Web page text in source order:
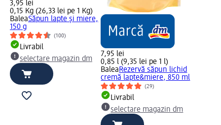
3,95 lei
0,15 Kg (26,33 lei pe 1 Kg)
BaleaSăpun lapte și miere,
150 g
(100)
Livrabil
selectare magazin dm
7,95 lei
0,85 l (9,35 lei pe 1 l)
BaleaRezervă săpun lichid
cremă lapte&miere, 850 ml
(29)
Livrabil
selectare magazin dm